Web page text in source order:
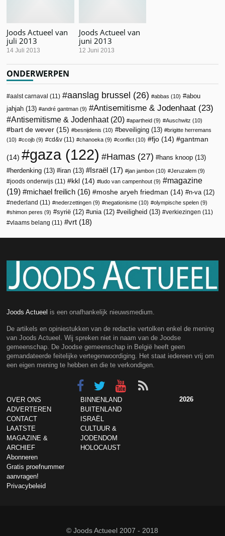
Joods Actueel van
juli 2013
14 Juli 2013
Joods Actueel van
juni 2013
12 Juni 2013
ONDERWERPEN
aalst carnaval (11) aanslag brussel (26) abbas (10)
abou
jahjah (13) andré gantman (9) Antisemitisme & Jodenhaat (23)
Antisemitisme & Jodenhaat(20) apartheid (9) Auschwitz (10)
bart de wever (15) besnijdenis (10) beveiliging (13)
brigitte herremans
(10)
ccojb (9) cd&v (11) chanoeka (9) conflict (10) fjo (14) gantman
(14) gaza(122) Hamas (27) hans knoop (13)
herdenking (13) iran (13) Israël (17) jan jambon (10) Jeruzalem (9)
joods onderwijs (11) kkl (14) ludo van campenhout (9)
magazine
(19)
michael freilich (16) moshe aryeh friedman (14) n-va(12)
nederland (11) nederzettingen (9) negationisme (10) olympische spelen (9)
shimon peres (9) syrië (12) unia(12) veiligheid (13) verkiezingen (11)
vlaams belang (11) vrt (18)
Joods Actueel is een onafhankelijk nieuwsmedium.
De artikels en opiniestukken van de redactie vertolken enkel de mening
van Joods Actueel. Wij spreken niet in naam van de Joodse
gemeenschap. De Joodse gemeenschap in België heeft geen
gemandateerde feitelijke vertegenwoordiging. Het staat iedereen vrij om
een eigen mening te hebben en die te verkondigen.
OVER ONS
ADVERTEREN
CONTACT
LAATSTE
MAGAZINE &
ARCHIEF
Abonneren
Gratis proefnummer
aanvragen!
Privacybeleid
BINNENLAND
BUITENLAND
ISRAËL
CULTUUR &
JODENDOM
HOLOCAUST
2026
© Joods Actueel 2007 - 2018